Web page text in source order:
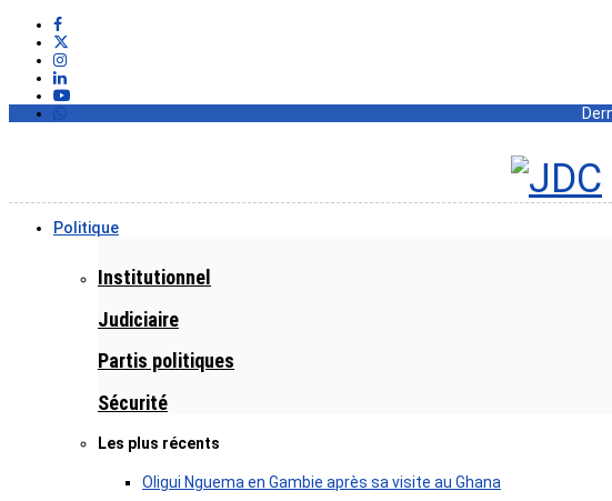
Politique
Institutionnel
Judiciaire
Partis politiques
Sécurité
Les plus récents
Oligui Nguema en Gambie après sa visite au Ghana